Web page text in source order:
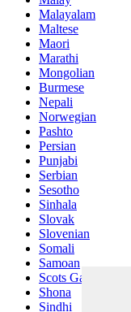
Malayalam
Maltese
Maori
Marathi
Mongolian
Burmese
Nepali
Norwegian
Pashto
Persian
Punjabi
Serbian
Sesotho
Sinhala
Slovak
Slovenian
Somali
Samoan
Scots Gaelic
Shona
Sindhi